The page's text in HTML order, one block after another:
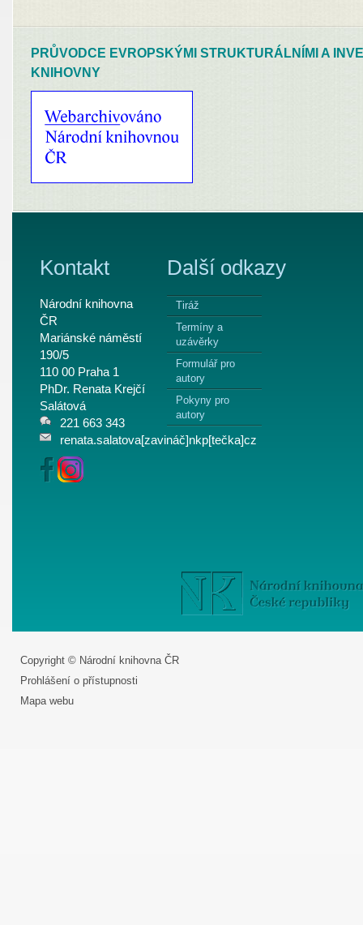
PRŮVODCE EVROPSKÝMI STRUKTURÁLNÍMI A
KNIHOVNY
Kontakt
Národní knihovna
ČR
Mariánské náměstí
190/5
110 00 Praha 1
PhDr. Renata Krejčí
Salátová
221 663 343
renata.salatova[zavináč]nkp[tečka]cz
Další odkazy
Tiráž
Termíny a
uzávěrky
Formulář pro
autory
Pokyny pro
autory
Copyright © Národní knihovna ČR
Prohlášení o přístupnosti
Mapa webu